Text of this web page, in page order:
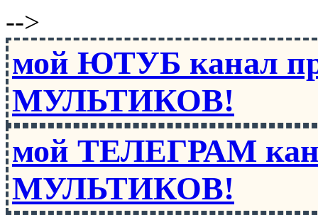
-->
мой ЮТУБ канал
МУЛЬТИКОВ!
мой ТЕЛЕГРАМ
МУЛЬТИКОВ!